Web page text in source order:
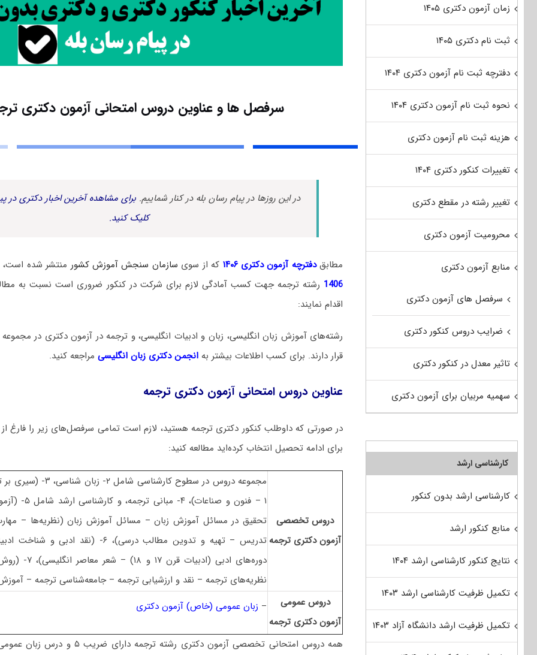
سرفصل ها و عناوین دروس امتحانی آزمون دکتری
در این روزها در پیام رسان بله در کنار شماییم. برای مشاهده آخرین اخبار دکتری در
کلیک کنید.
مطابق دفترچه آزمون دکتری ۱۴۰۶ که از سوی سازمان سنجش آموزش کشور منتشر شده است،
1406 رشته ترجمه جهت کسب آمادگی لازم برای شرکت در کنکور ضروری است نسبت به
اقدام نمایند:
رشته‌های آموزش زبان انگلیسی، زبان و ادبیات انگلیسی، و ترجمه در آزمون دکتری در مجموعه
قرار دارند. برای کسب اطلاعات بیشتر به انجمن دکتری زبان انگلیسیمراجعه کنید.
عناوین دروس امتحانی آزمون دکتری ترجمه
در صورتی که داوطلب کنکور دکتری ترجمه هستید، لازم است تمامی سرفصل‌های زیر را فارغ
برای ادامه تحصیل انتخاب کرده‌اید مطالعه کنید:
دروس تخصصی
آزمون دکتری ترجمه
مجموعه دروس در سطوح
۱ – فنون و
تحقیق در مسائل آموزش زبان – مسائل آموزش زبان (نظریه‌ها –
تدریس – تهیه و تدوین مطالب درسی)، ۶- (نقد
دوره‌های ادبی
نظریه‌های ترجمه – نقد و ارزشیابی ترجمه – جامعه‌شناسی ترجمه –
دروس عمومی
آزمون دکتری ترجمه
– زبان عمومی (خاص) آزمون دکتری
همه دروس امتحانی تخصصی آزمون دکتری رشته
زمان آزمون دکتری ۱۴۰۵
ثبت نام دکتری ۱۴۰۵
دفترچه ثبت نام آزمون دکتری ۱۴۰۴
نحوه ثبت نام آزمون دکتری ۱۴۰۴
هزینه ثبت نام آزمون دکتری
تغییرات کنکور دکتری ۱۴۰۴
تغییر رشته در مقطع دکتری
محرومیت آزمون دکتری
منابع آزمون دکتری
سرفصل های آزمون دکتری
ضرایب دروس کنکور دکتری
تاثیر معدل در کنکور دکتری
سهمیه مربیان برای آزمون دکتری
کارشناسی ارشد
کارشناسی ارشد بدون کنکور
منابع کنکور ارشد
نتایج کنکور کارشناسی ارشد ۱۴۰۴
تکمیل ظرفیت کارشناسی ارشد ۱۴۰۳
تکمیل ظرفیت ارشد دانشگاه آزاد ۱۴۰۳